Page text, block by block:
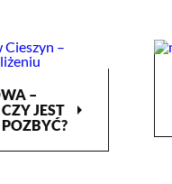
–
JEST
arrow_right